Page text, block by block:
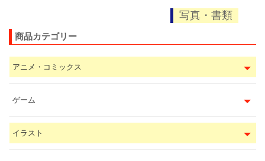
写真・書類
商品カテゴリー
アニメ・コミックス
ゲーム
イラスト